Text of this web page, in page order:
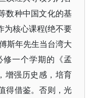
数种中国文化的基
为核心课程(绝不要
斯年先生当台湾大
一个学期的《孟
增强历史感，培育
得借鉴。否则，光